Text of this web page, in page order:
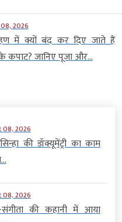
2026
में क्यों बंद कर दिए जाते हैं
कपाट? जानिए पूजा और...
08, 2026
सिन्हा की डॉक्यूमेंट्री का काम
08, 2026
संगीता की कहानी में आया